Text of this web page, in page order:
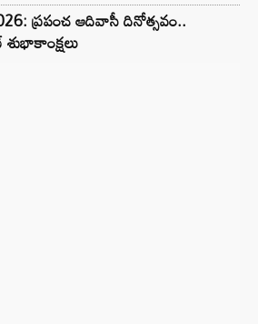
ప్రపంచ ఆదివాసీ దినోత్సవం..